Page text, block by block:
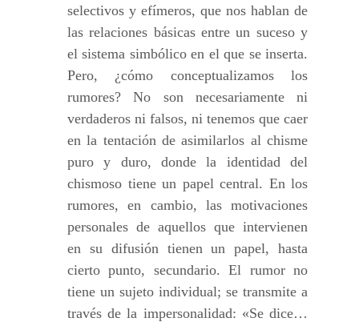
selectivos y efímeros, que nos hablan de
las relaciones básicas entre un suceso y
el sistema simbólico en el que se inserta.
Pero, ¿cómo conceptualizamos los
rumores? No son necesariamente ni
verdaderos ni falsos, ni tenemos que caer
en la tentación de asimilarlos al chisme
puro y duro, donde la identidad del
chismoso tiene un papel central. En los
rumores, en cambio, las motivaciones
personales de aquellos que intervienen
en su difusión tienen un papel, hasta
cierto punto, secundario. El rumor no
tiene un sujeto individual; se transmite a
través de la impersonalidad: «Se dice…